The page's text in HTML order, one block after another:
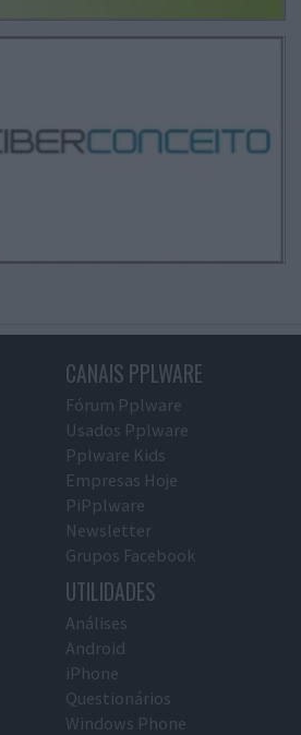
CANAIS PPLWARE
Fórum Pplware
Usados Pplware
Pplware Kids
Empresas Hoje
PiPplware
Newsletter
Grupos Facebook
UTILIDADES
Análises
Android
iPhone
Questionários
Windows Phone